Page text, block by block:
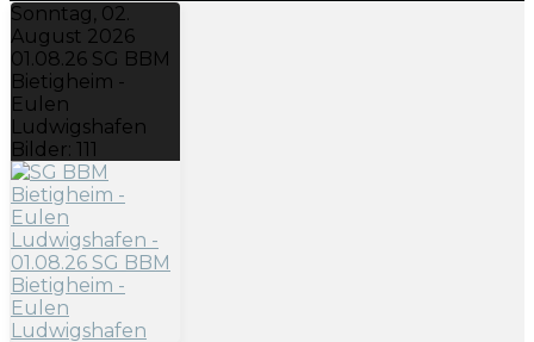
Sonntag, 02.
August 2026
01.08.26 SG BBM
Bietigheim -
Eulen
Ludwigshafen
Bilder: 111